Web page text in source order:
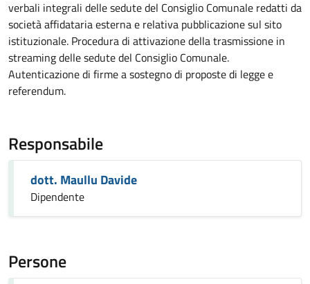
verbali integrali delle sedute del Consiglio Comunale redatti da
società affidataria esterna e relativa pubblicazione sul sito
istituzionale. Procedura di attivazione della trasmissione in
streaming delle sedute del Consiglio Comunale.
Autenticazione di firme a sostegno di proposte di legge e
referendum.
Responsabile
dott. Maullu Davide
Dipendente
Persone